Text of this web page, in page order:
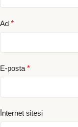
Ad *
E-posta *
İnternet sitesi